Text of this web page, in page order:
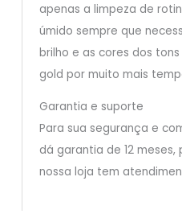
apenas a limpeza de
úmido sempre que
brilho e as cores dos
gold por muito mais
Garantia e suporte
Para sua segurança e
dá garantia de 12
nossa loja tem